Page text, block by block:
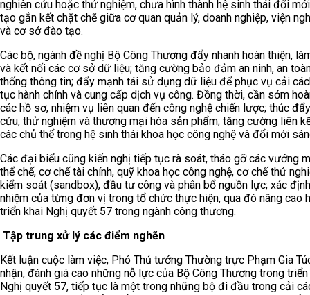
nghiên cứu hoặc thử nghiệm, chưa hình thành hệ sinh thái đổi
tạo gắn kết chặt chẽ giữa cơ quan quản lý, doanh nghiệp, viện
và cơ sở đào tạo.
Các bộ, ngành đề nghị Bộ Công Thương đẩy nhanh hoàn thiện,
và kết nối các cơ sở dữ liệu; tăng cường bảo đảm an ninh, an
thống thông tin; đẩy mạnh tái sử dụng dữ liệu để phục vụ cải
tục hành chính và cung cấp dịch vụ công. Đồng thời, cần sớm
các hồ sơ, nhiệm vụ liên quan đến công nghệ chiến lược; thúc
cứu, thử nghiệm và thương mại hóa sản phẩm; tăng cường liên
các chủ thể trong hệ sinh thái khoa học công nghệ và đổi mới
Các đại biểu cũng kiến nghị tiếp tục rà soát, tháo gỡ các vướng
thể chế, cơ chế tài chính, quỹ khoa học công nghệ, cơ chế thử
kiểm soát (sandbox), đầu tư công và phân bổ nguồn lực; xác
nhiệm của từng đơn vị trong tổ chức thực hiện, qua đó nâng cao
triển khai Nghị quyết 57 trong ngành công thương.
Tập trung xử lý các điểm nghẽn
Kết luận cuộc làm việc, Phó Thủ tướng Thường trực Phạm Gia
nhận, đánh giá cao những nỗ lực của Bộ Công Thương trong
Nghị quyết 57, tiếp tục là một trong những bộ đi đầu trong cải